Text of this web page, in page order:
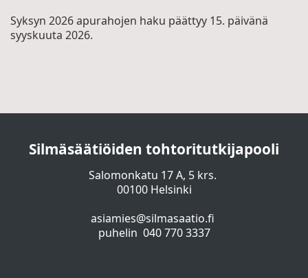
Syksyn 2026 apurahojen haku päättyy 15. päivänä
syyskuuta 2026.
Silmäsäätiöiden tohtoritutkijapooli
Salomonkatu 17 A, 5 krs.
00100 Helsinki
asiamies@silmasaatio.fi
puhelin 040 770 3337